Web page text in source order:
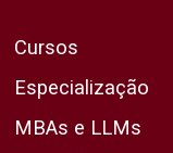
Cursos
Especialização
MBAs e LLMs